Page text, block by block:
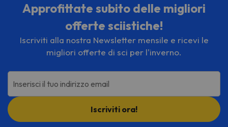
Approfittate subito delle migliori
offerte sciistiche!
Iscriviti alla nostra Newsletter mensile e ricevi le
migliori offerte di sci per l'inverno.
Inserisci il tuo indirizzo email
Iscriviti ora!